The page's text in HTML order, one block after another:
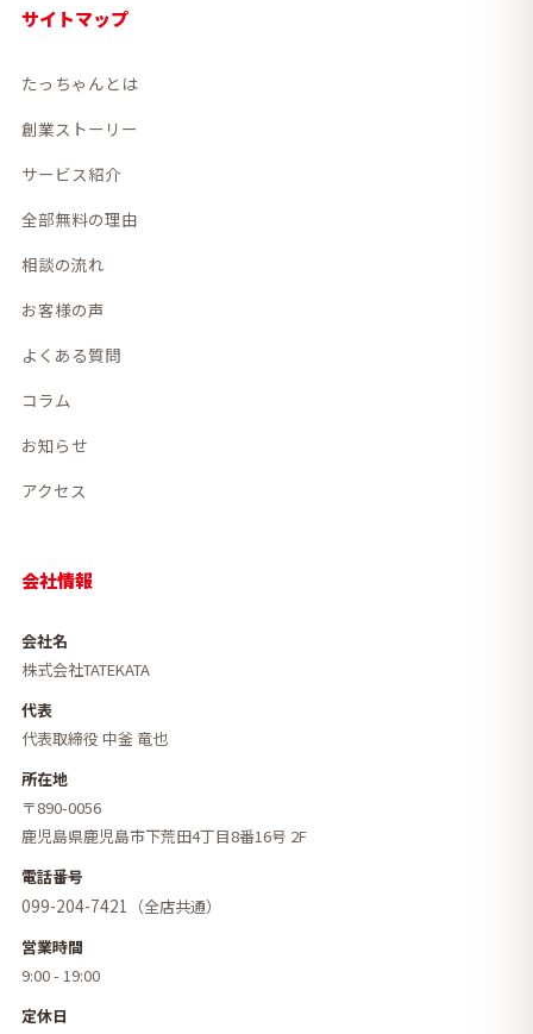
サイトマップ
たっちゃんとは
創業ストーリー
サービス紹介
全部無料の理由
相談の流れ
お客様の声
よくある質問
コラム
お知らせ
アクセス
会社情報
会社名
株式会社TATEKATA
代表
代表取締役 中釜 竜也
所在地
〒890-0056
鹿児島県鹿児島市下荒田4丁目8番16号 2F
電話番号
099-204-7421 （全店共通）
営業時間
9:00 - 19:00
定休日